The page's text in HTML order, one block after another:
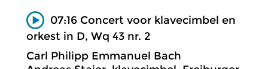
07:16 Concert voor klavecimbel en
orkest in D, Wq 43 nr. 2
Carl Philipp Emmanuel Bach